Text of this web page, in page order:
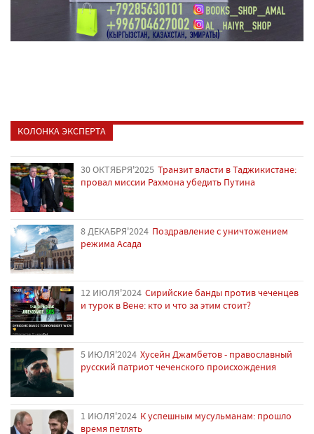
КОЛОНКА ЭКСПЕРТА
30 ОКТЯБРЯ'2025 Транзит власти в Таджикистане:
провал миссии Рахмона убедить Путина
8 ДЕКАБРЯ'2024 Поздравление с уничтожением
режима Асада
12 ИЮЛЯ'2024 Сирийские банды против чеченцев
и турок в Вене: кто и что за этим стоит?
5 ИЮЛЯ'2024 Хусейн Джамбетов - православный
русский патриот чеченского происхождения
1 ИЮЛЯ'2024 К успешным мусульманам: прошло
время петлять